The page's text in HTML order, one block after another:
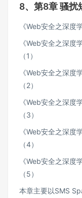
8、第8章 骚扰
《Web安全之深度
《Web安全之深度
（1）
《Web安全之深度
（2）
《Web安全之深度
（3）
《Web安全之深度
（4）
《Web安全之深度
（5）
本章主要以SMS